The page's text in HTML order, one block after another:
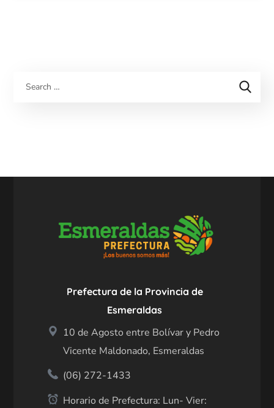
Prefectura de la Provincia de
Esmeraldas
10 de Agosto entre Bolívar y Pedro
Vicente Maldonado, Esmeraldas
(06) 272-1433
Horario de Prefectura: Lun- Vier: